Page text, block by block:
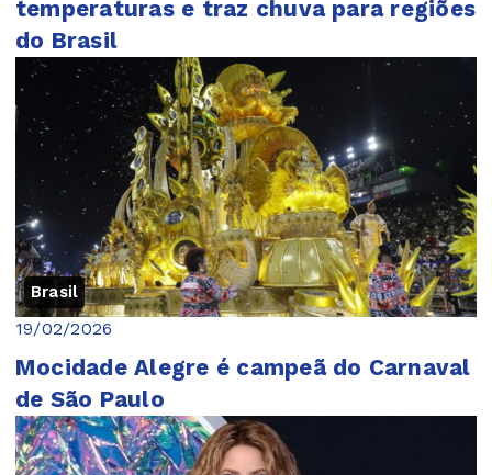
temperaturas e traz chuva para regiões
do Brasil
Brasil
19/02/2026
Mocidade Alegre é campeã do Carnaval
de São Paulo